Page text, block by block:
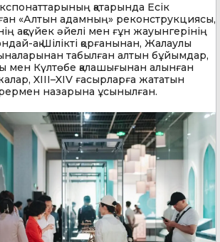
қатарында Есік
«Алтын адамның» реконструкциясы,
ақсүйек әйелі мен ғұн жауынгерінің
ақ Шілікті қорғанынан, Жалаулы
табылған алтын бұйымдар,
мен Күлтөбе қалашығынан алынған
XIII–XIV ғасырларға жататын
назарына ұсынылған.